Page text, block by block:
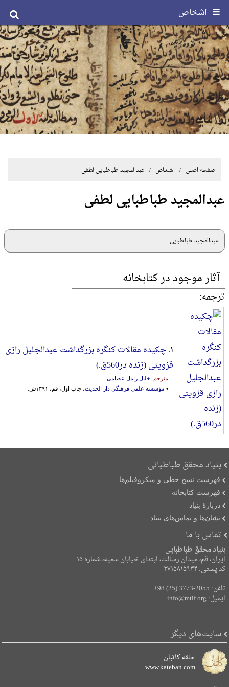
اشخاص
صفحه اصلی / اشخاص / عبدالمجید طباطبایی لطفی
عبدالمجید طباطبایی لطفی
عبدالمجید طباطبایی
آثار موجود در کتابخانه
ترجمه:
۱. چکیده مقالات کنگره بزرگداشت عبدالجلیل رازی
قزوینی (زنده در560ق.)
مترجم: خلیل زامل عصامی
• مؤسسه علمی فرهنگی دار الحدیث، چاپ اول، قم، ۱۳۹۱ش.
بنیاد محقق طباطبائی
فهرست نسخ خطی و میکروفیلم‌ها
فهرست کتابخانه
دربارۀ بنیاد
نشان‌ها و تماس‌های بنیاد
تماس با ما
بنیاد محقق طباطبایی
ایران، قم، میدان رسالت، ابتدای خیابان سمیه، شماره ۱۵.
کد پستی: ۳۷۱۵۸۱۵۹۳۴
تلفن:+98 (25) 3773-2055
ایمیل:info@mtif.org
سایت‌های دیگر
حلقه کاتبان
www.kateban.com